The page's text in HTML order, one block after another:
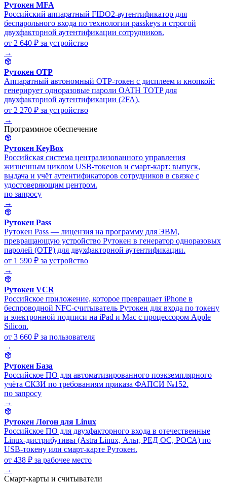
Рутокен MFA
Российский аппаратный FIDO2-аутентификатор для
беспарольного входа по технологии passkeys и строгой
двухфакторной аутентификации сотрудников.
от 2 640 ₽ за устройство
→
Рутокен OTP
Аппаратный автономный OTP-токен с дисплеем и кнопкой:
генерирует одноразовые пароли OATH TOTP для
двухфакторной аутентификации (2FA).
от 2 270 ₽ за устройство
→
Программное обеспечение
Рутокен KeyBox
Российская система централизованного управления
жизненным циклом USB-токенов и смарт-карт: выпуск,
выдача и учёт аутентификаторов сотрудников в связке с
удостоверяющим центром.
по запросу
→
Рутокен Pass
Рутокен Pass — лицензия на программу для ЭВМ,
превращающую устройство Рутокен в генератор одноразовых
паролей (OTP) для двухфакторной аутентификации.
от 1 590 ₽ за устройство
→
Рутокен VCR
Российское приложение, которое превращает iPhone в
беспроводной NFC-считыватель Рутокен для входа по токену
и электронной подписи на iPad и Mac с процессором Apple
Silicon.
от 3 660 ₽ за пользователя
→
Рутокен База
Российское ПО для автоматизированного поэкземплярного
учёта СКЗИ по требованиям приказа ФАПСИ №152.
по запросу
→
Рутокен Логон для Linux
Российское ПО для двухфакторного входа в отечественные
Linux-дистрибутивы (Astra Linux, Альт, РЕД ОС, РОСА) по
USB-токену или смарт-карте Рутокен.
от 438 ₽ за рабочее место
→
Смарт-карты и считыватели